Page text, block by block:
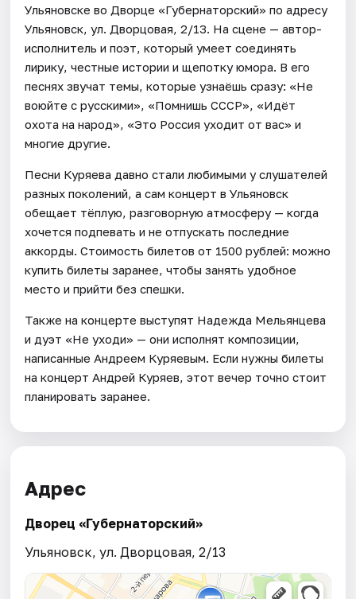
Ульяновске во Дворце «Губернаторский» по адресу
Ульяновск, ул. Дворцовая, 2/13. На сцене — автор-
исполнитель и поэт, который умеет соединять
лирику, честные истории и щепотку юмора. В его
песнях звучат темы, которые узнаёшь сразу: «Не
воюйте с русскими», «Помнишь СССР», «Идёт
охота на народ», «Это Россия уходит от вас» и
многие другие.
Песни Куряева давно стали любимыми у слушателей
разных поколений, а сам концерт в Ульяновск
обещает тёплую, разговорную атмосферу — когда
хочется подпевать и не отпускать последние
аккорды. Стоимость билетов от 1500 рублей: можно
купить билеты заранее, чтобы занять удобное
место и прийти без спешки.
Также на концерте выступят Надежда Мельянцева
и дуэт «Не уходи» — они исполнят композиции,
написанные Андреем Куряевым. Если нужны билеты
на концерт Андрей Куряев, этот вечер точно стоит
планировать заранее.
Адрес
Дворец «Губернаторский»
Ульяновск, ул. Дворцовая, 2/13